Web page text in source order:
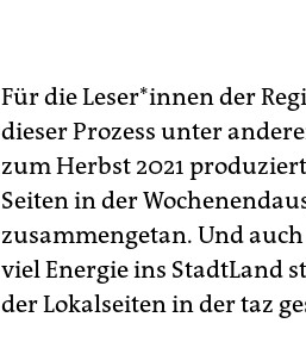
Für die Le­se­r*in­nen der
dieser Prozess unter
zum Herbst 2021
Seiten in der
zusammengetan. Und
viel Energie ins StadtLand
der Lokalseiten in der taz